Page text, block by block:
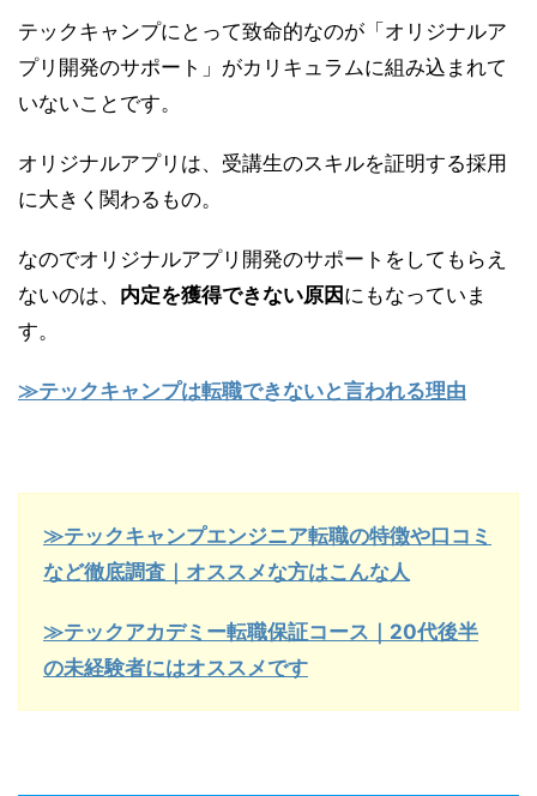
テックキャンプにとって致命的なのが「オリジナルア
プリ開発のサポート」がカリキュラムに組み込まれて
いないことです。
オリジナルアプリは、受講生のスキルを証明する採用
に大きく関わるもの。
なのでオリジナルアプリ開発のサポートをしてもらえ
ないのは、 内定を獲得できない原因にもなっていま
す。
≫テックキャンプは転職できないと言われる理由
≫テックキャンプエンジニア転職の特徴や口コミ
など徹底調査｜オススメな方はこんな人
≫テックアカデミー転職保証コース｜20代後半
の未経験者にはオススメです